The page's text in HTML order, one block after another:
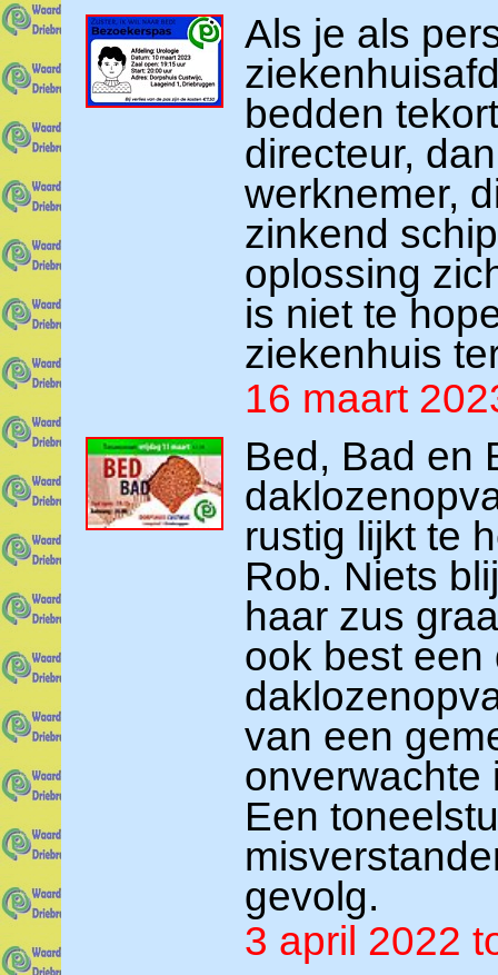
Als je als
bedden
directeur,
werknemer,
zinkend
oplossing
is niet te
ziekenhuis
16 maart
Bed, Bad en
rustig lijkt te
Rob. Niets
haar zus
ook best een
van een
onverwachte
Een
gevolg.
3 april 2022